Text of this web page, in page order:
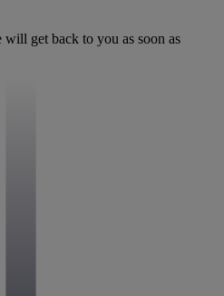
get back to you as soon as